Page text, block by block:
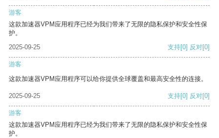
游客
这款加速器VPM应用程序已经为我们带来了无限的隐私保护和安全性保
护。
2025-09-25
支持[0] 反对[0]
游客
这款加速器VPM应用程序可以给你提供全球覆盖和最高安全性的连接。
2025-09-25 支持[0] 反对[0]
游客
这款加速器VPM应用程序已经为我们带来了无限的隐私保护和安全性保
护。